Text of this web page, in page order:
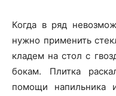
Когда в ряд
нужно применить
кладем на стол с
бокам. Плитка
помощи напильника